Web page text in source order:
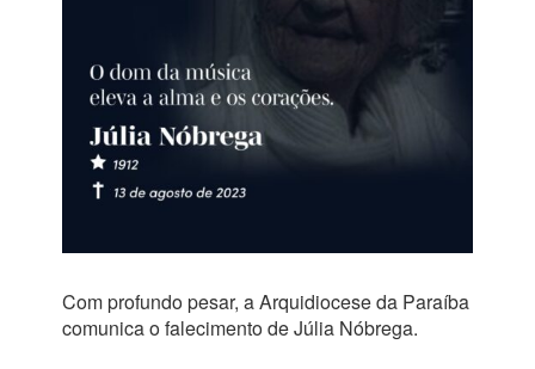
Com profundo pesar, a Arquidiocese da Paraíba
comunica o falecimento de Júlia Nóbrega.